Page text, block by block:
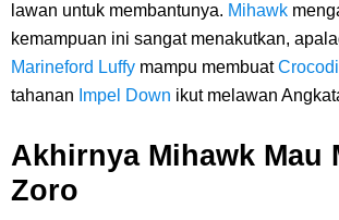
lawan untuk membantunya. Mihawk
kemampuan ini sangat menakutkan,
Marineford Luffy mampu membuat
tahanan Impel Down ikut melawan
Akhirnya Mihawk Mau
Zoro